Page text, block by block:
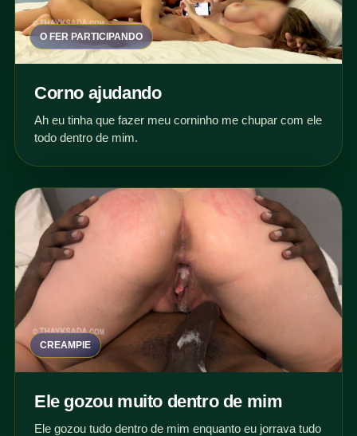
O FER PARTICIPANDO
Corno ajudando
Ah eu tinha que fazer meu corninho me chupar com ele
todo dentro de mim.
CREAMPIE
Ele gozou muito dentro de mim
Ele gozou tudo dentro de mim enquanto eu jorrava tudo